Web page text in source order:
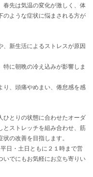
春先は気温の変化が激しく、体
のような症状に悩まされる方が
、新生活によるストレスが原因
に朝晩の冷え込みが影響しま
り、頭痛やめまい、倦怠感を感
ひとりの状態に合わせたオーダ
とストレッチを組み合わせ、筋
の改善を目指します。
日・土日ともに２１時まで営
いでにもお気軽にお立ち寄りい